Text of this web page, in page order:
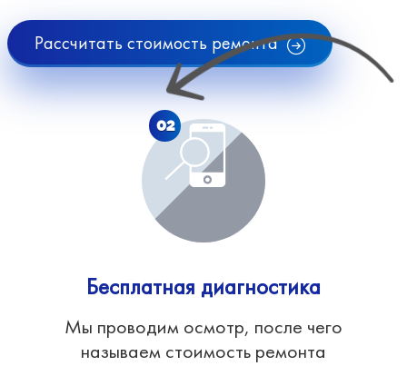
Рассчитать стоимость ремонта
02
Бесплатная диагностика
Мы проводим осмотр, после чего
называем стоимость ремонта